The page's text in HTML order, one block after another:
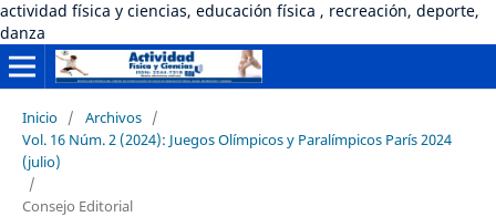
actividad física y ciencias, educación física , recreación, deporte,
danza
Inicio / Archivos /
Vol. 16 Núm. 2 (2024): Juegos Olímpicos y Paralímpicos París 2024
(julio)
/
Consejo Editorial